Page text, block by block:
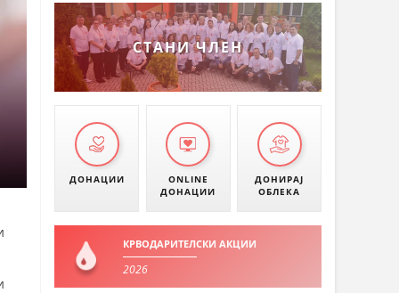
СТАНИ ЧЛЕН
ДОНАЦИИ
ONLINE
ДОНАЦИИ
ДОНИРАЈ
ОБЛЕКА
КРВОДАРИТЕЛСКИ АКЦИИ
2026